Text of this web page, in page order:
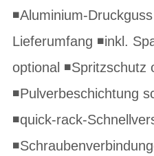
◾Aluminium-
Lieferumfang ◾inkl.
optional ◾Spritzschutz
◾Pulverbeschichtung
◾quick-rack-